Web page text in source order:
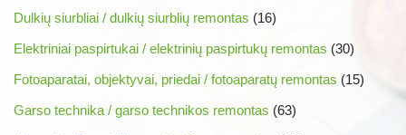
Dulkių siurbliai / dulkių siurblių remontas (16)
Elektriniai paspirtukai / elektrinių paspirtukų remontas (30)
Fotoaparatai, objektyvai, priedai / fotoaparatų remontas (15)
Garso technika / garso technikos remontas (63)